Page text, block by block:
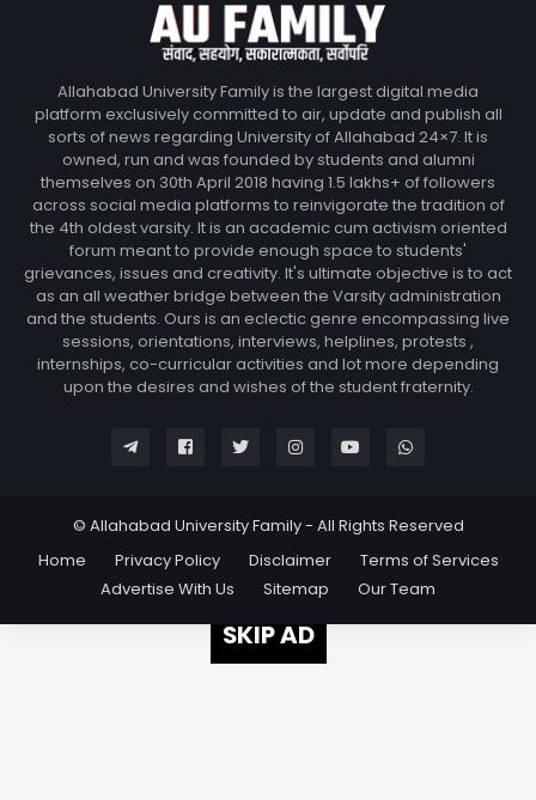
Allahabad University Family is the largest digital media
platform exclusively committed to air, update and publish all
sorts of news regarding University of Allahabad 24×7. It is
owned, run and was founded by students and alumni
themselves on 30th April 2018 having 1.5 lakhs+ of followers
across social media platforms to reinvigorate the tradition of
the 4th oldest varsity. It is an academic cum activism oriented
forum meant to provide enough space to students'
grievances, issues and creativity. It's ultimate objective is to act
as an all weather bridge between the Varsity administration
and the students. Ours is an eclectic genre encompassing live
sessions, orientations, interviews, helplines, protests ,
internships, co-curricular activities and lot more depending
upon the desires and wishes of the student fraternity.
© Allahabad University Family - All Rights Reserved
Home
Privacy Policy Disclaimer
Terms of Services
Advertise With Us
Sitemap Our Team
SKIP AD